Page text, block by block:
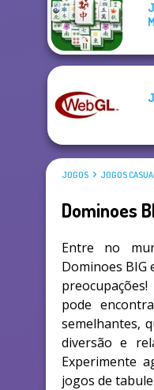
JOGOS JOGOS
Dominoes
Entre no
Dominoes BIG
pode
semelhantes,
diversão e
Experimente
jogos de